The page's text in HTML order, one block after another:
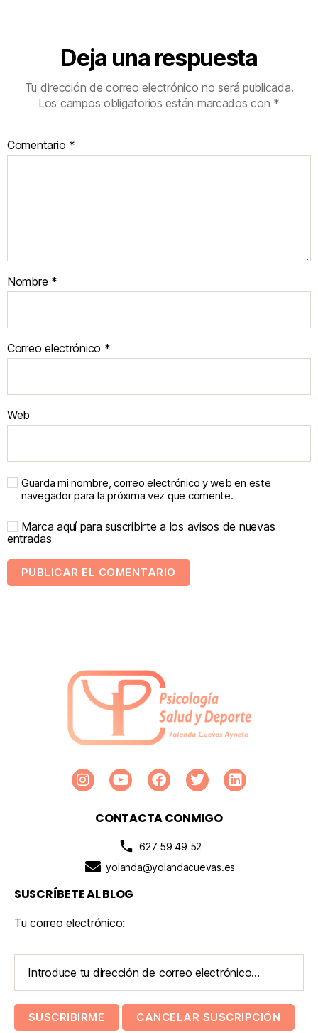
Deja una respuesta
Tu dirección de correo electrónico no será publicada.
Los campos obligatorios están marcados con *
Comentario *
Nombre *
Correo electrónico *
Web
Guarda mi nombre, correo electrónico y web en este
navegador para la próxima vez que comente.
Marca aquí para suscribirte a los avisos de nuevas
entradas
CONTACTA CONMIGO
627 59 49 52
yolanda@yolandacuevas.es
SUSCRÍBETE AL BLOG
Tu correo electrónico: